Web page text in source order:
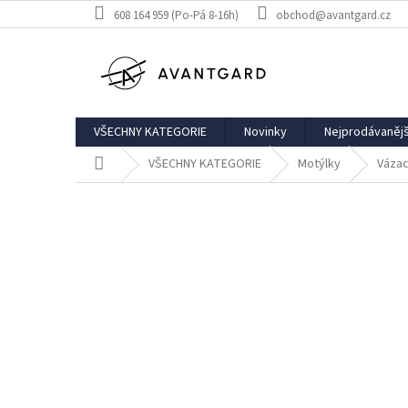
na
608 164 959 (Po-Pá 8-16h) obchod@avantgard.cz
VŠECHNY KATEGORIE Novinky
Domů VŠECHNY KATEGORIE Motýlky